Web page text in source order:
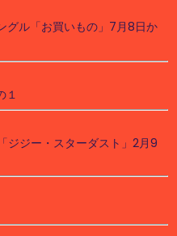
グル「お買いもの」7月8日か
１
ジジー・スターダスト」2月9